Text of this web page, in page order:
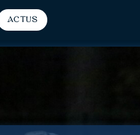
Actus